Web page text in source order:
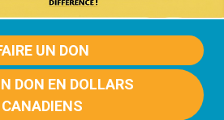
UN DON
DON EN DOLLARS
CANADIENS